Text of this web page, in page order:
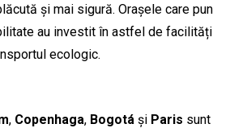
și mai sigură. Orașele care pun
au investit în astfel de facilități
ecologic.
, Copenhaga, Bogotá și Paris sunt